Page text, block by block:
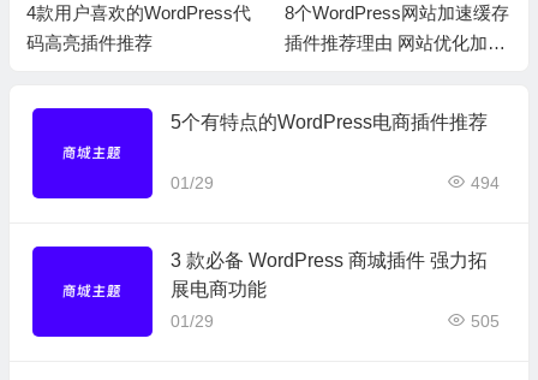
4款用户喜欢的WordPress代
码高亮插件推荐
8个WordPress网站加速缓存
插件推荐理由 网站优化加速
5个有特点的WordPress电商插件推荐
01/29 494
3 款必备 WordPress 商城插件 强力拓
展电商功能
01/29 505